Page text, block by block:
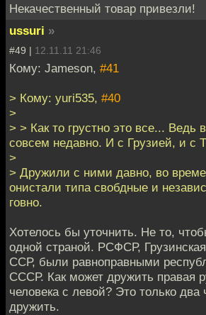
Некачественный товар привезли!
ussuri »
#49 | 12.11.11 21:46
Кому: Jameson, #41
> Кому: yuri535, #40
>
> > Как то грустно это все... Ведь
совсем недавно. И с Грузией, и с
>
> Дружили с ними давно, во
онистали типа свобдные и
говно.
Хотелось бы уточнить. Не то,
одной страной. РСФСР,
ССР, были равноправными
СССР. Как может дружить правая
человека с левой? Это только два
дружить.